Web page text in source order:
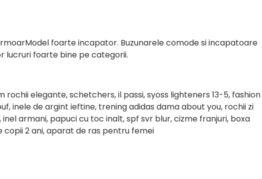
foarte incapator. Buzunarele comode si incapatoare
lucruri foarte bine pe categorii.
elegante, schetchers, il passi, syoss lighteners 13-5, fashion
inele de argint ieftine, trening adidas dama about you, rochii zi
armani, papuci cu toc inalt, spf svr blur, cizme franjuri, boxa
2 ani, aparat de ras pentru femei